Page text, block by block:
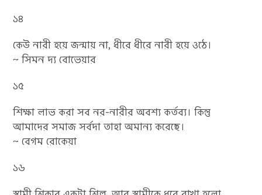
১৪
কেউ নারী হয়ে জন্মায় না, ধীরে ধীরে নারী হয়ে ওঠে।
~ সিমন দ্য বোভেয়ার
১৫
শিক্ষা লাভ করা সব নর-নারীর অবশ্য কর্তব্য। কিন্তু
আমাদের সমাজ সর্বদা তাহা অমান্য করেছে।
~ বেগম রোকেয়া
১৬